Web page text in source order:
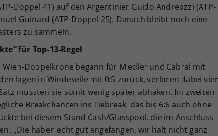
Doppel 41) auf den Argentinier Guido Andreozzi (ATP-
Guinard (ATP-Doppel 25). Danach bleibt noch eine
zu sammeln.
für Top-13-Regel
Doppelkrone begann für Miedler und Cabral mit
lagen in Windeseile mit 0:5 zurück, verloren dabei vier
mussten sie somit wenig später abhaken. Im zweiten
Breakchancen ins Tiebreak, das bis 6:6 auch ohne
bei diesem Stand Cash/Glasspool, die im Anschluss
„Die haben echt gut angefangen, wir halt nicht ganz